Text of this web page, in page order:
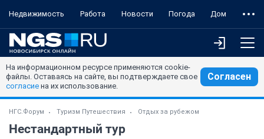
Недвижимость Работа Новости Погода Дом
На информационном ресурсе применяются cookie-
файлы. Оставаясь на сайте, вы подтверждаете свое
согласие на их использование.
Согласен
НГС.Форум Туризм Путешествия Отдых за рубежом
Нестандартный тур